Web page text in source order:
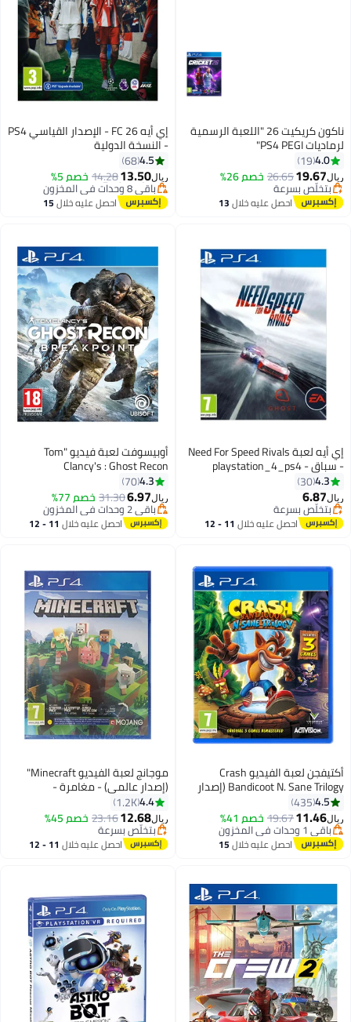
ناكون كريكيت 26 "اللعبة الرسمية
لرماديات PS4 PEGI"
4.0
19
ريال19.67
26.65خصم 26%
بتخلّص بسرعة
بتخلّص بسرعةاحصل عليه خلال13
إي أيه FC 26 - الإصدار القياسي PS4
- النسخة الدولية
4.5
68
ريال13.50
14.28خصم 5%
#7 في ألعاب الفيديو
أقل سعر في السنة
باقي 8 وحدات في المخزون
احصل عليه خلال15
إي أيه لعبة Need For Speed Rivals
- سباق - playstation_4_ps4
4.3
30
ريال6.87
بتخلّص بسرعة
بتخلّص بسرعةاحصل عليه خلال 11 - 12
أوبيسوفت لعبة فيديو "Tom
Clancy's : Ghost Recon
الأكشن والتصويب -
playstation_4_ps4
4.3
70
ريال6.97
31.30خصم 77%
باقي 2 وحدات في المخزون
باقي 2 وحدات في المخزون احصل عليه خلال 11 - 12
أكتيفجن لعبة الفيديو Crash
Bandicoot N. Sane Trilogy (إصدار
عالمي) - مغامرة -
playstation_4_ps4
4.5
435
ريال11.46
19.67خصم 41%
باقي 1 وحدات في المخزون
باقي 1 وحدات في المخزون احصل عليه خلال15
اغسطس
موجانج لعبة الفيديو Minecraft"
(إصدار عالمي) - مغامرة -
playstation_4_ps4
4.4
1.2K
ريال12.68
23.16خصم 45%
بتخلّص بسرعة
بتخلّص بسرعةاحصل عليه خلال 11 - 12
اغسطس